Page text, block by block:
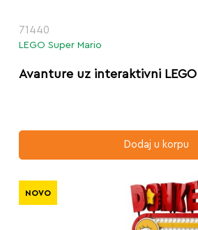
71440
LEGO Super Mario
Avanture uz interaktivni
Dodaj u korpu
NOVO